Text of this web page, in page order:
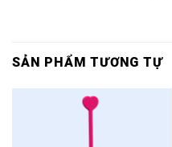
SẢN PHẨM TƯƠNG TỰ